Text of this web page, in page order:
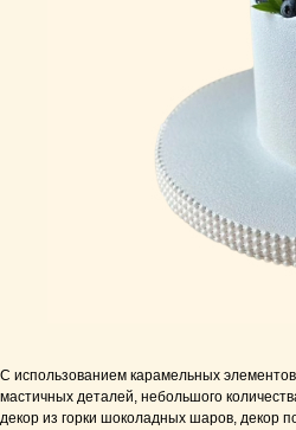
С использованием карамельных
мастичных деталей, небольшого
декор из горки шоколадных шаров, декор